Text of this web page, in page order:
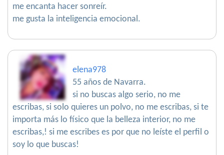
me encanta hacer sonreír.
me gusta la inteligencia emocional.
elena978
55 años de Navarra.
si no buscas algo serio, no me
escribas, si solo quieres un polvo, no me escribas, si te
importa más lo físico que la belleza interior, no me
escribas,! si me escribes es por que no leíste el perfil o
soy lo que buscas!